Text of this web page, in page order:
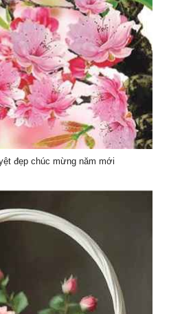
đẹp chúc mừng năm mới